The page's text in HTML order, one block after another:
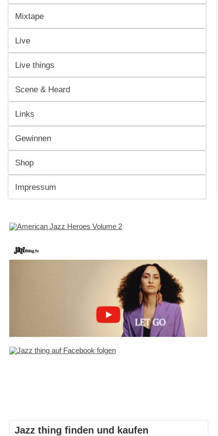
Mixtape
Live
Live things
Scene & Heard
Links
Gewinnen
Shop
Impressum
Jazz thing finden und kaufen